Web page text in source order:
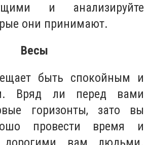
и анализируйте
они принимают.
Весы
быть спокойным и
Вряд ли перед вами
горизонты, зато вы
провести время и